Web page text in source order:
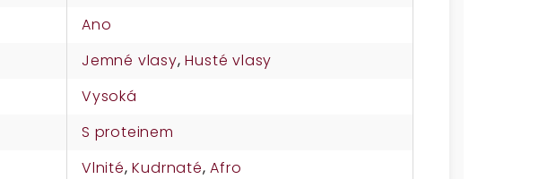
Ano
Jemné vlasy,Husté vlasy
Vysoká
S proteinem
Vlnité,Kudrnaté,Afro